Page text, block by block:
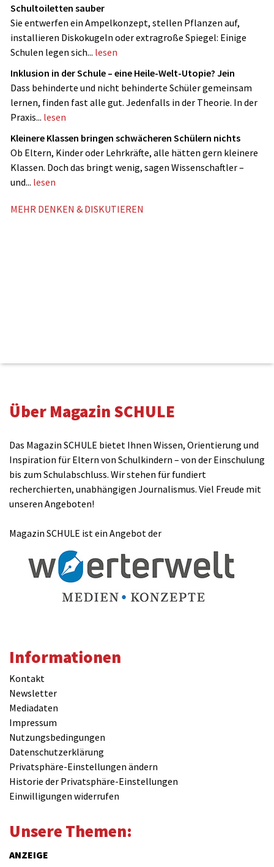
Schultoiletten sauber
Sie entwerfen ein Ampelkonzept, stellen Pflanzen auf,
installieren Diskokugeln oder extragroße Spiegel: Einige
Schulen legen sich... lesen
Inklusion in der Schule – eine Heile-Welt-Utopie? Jein
Dass behinderte und nicht ­behinderte Schüler gemeinsam
lernen, finden fast alle gut. Jedenfalls in der Theorie. In der
Praxis... lesen
Kleinere Klassen bringen schwächeren Schülern nichts
Ob Eltern, Kinder oder Lehrkräfte, alle hätten gern kleinere
Klassen. Doch das bringt wenig, sagen Wissenschaftler –
und... lesen
MEHR DENKEN & DISKUTIEREN
Name(benötigt)
E-Mail(wird nicht veröffentlicht)(benötigt)
Kommentar
Über Magazin SCHULE
Das Magazin SCHULE bietet Ihnen Wissen, Orientierung und
Inspiration für Eltern von Schulkindern – von der Einschulung
bis zum Schulabschluss. Wir stehen für fundiert
recherchierten, unabhängigen Journalismus. Viel Freude mit
unseren Angeboten!
Magazin SCHULE ist ein Angebot der
Informationen
Kontakt
Newsletter
Mediadaten
Impressum
Nutzungsbedingungen
Datenschutzerklärung
Privatsphäre-Einstellungen ändern
Historie der Privatsphäre-Einstellungen
Einwilligungen widerrufen
Unsere Themen:
ANZEIGE